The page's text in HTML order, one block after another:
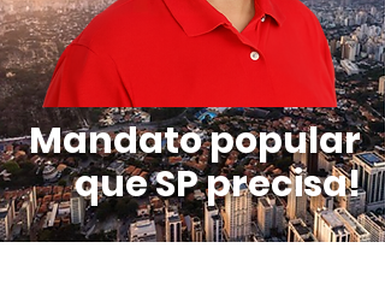
Mandato popular
que SP precisa!